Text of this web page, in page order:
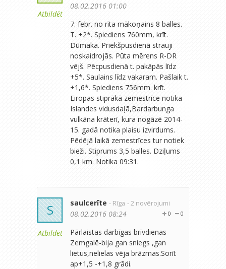
Atbildēt
08.02.2016 01:00
7. febr. no rīta mākoņains 8 balles.
T. +2*. Spiediens 760mm, krīt.
Dūmaka. Priekšpusdienā strauji
noskaidrojās. Pūta mērens R-DR
vējš. Pēcpusdienā t. pakāpās līdz
+5*. Saulains līdz vakaram. Pašlaik t.
+1,6*. Spiediens 756mm. krīt.
Eiropas stiprākā zemestrīce notika
Islandes vidusdaļā,Bardarbunga
vulkāna krāterī, kura nogāzē 2014-
15. gadā notika plaisu izvirdums.
Pēdējā laikā zemestrīces tur notiek
bieži. Stiprums 3,5 balles. Dziļums
0,1 km. Notika 09:31.
S
Atbildēt
saulcerīte - Rīga - 2 novērojumi
0
0
08.02.2016 08:24
Pārlaistas darbīgas brīvdienas
Zemgalē-bija gan sniegs ,gan
lietus,nelielas vēja brāzmas.Sorīt
ap+1,5 -+1,8 grādi.